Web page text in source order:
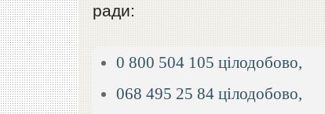
ради:
0 800 504 105 цілодобово,
068 495 25 84 цілодобово,